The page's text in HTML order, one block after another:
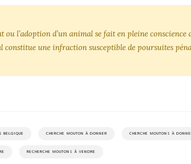
ou l’adoption d’un animal se fait en pleine
constitue une infraction susceptible de poursuites
BELGIQUE CHERCHE MOUTON À DONNER CHERCHE MOUTONS À
RECHERCHE MOUTONS À VENDRE